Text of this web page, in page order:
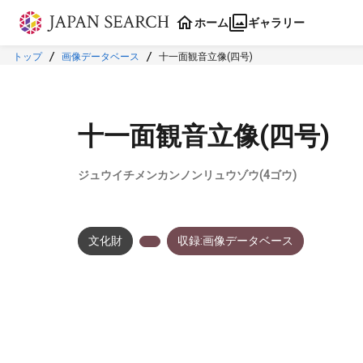
本文に飛ぶ
ホーム ギャラリー
トップ 画像データベース 十一面観音立像(四号)
十一面観音立像(四号)
ジュウイチメンカンノンリュウゾウ(4ゴウ)
文化財 収録:画像データベース